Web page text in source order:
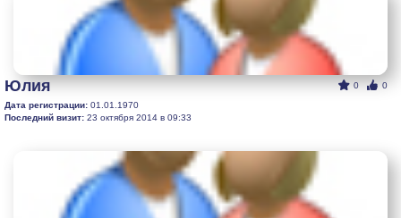
0 0
Юлия
Дата регистрации: 01.01.1970
Последний визит: 23 октября 2014 в 09:33